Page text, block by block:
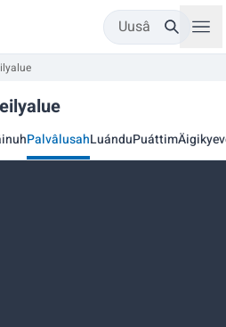
Uusâ
PalvâlusahLuánduPuáttim